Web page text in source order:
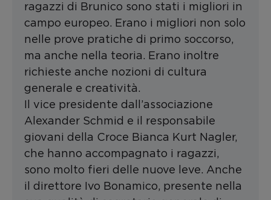
ragazzi di Brunico sono stati i migliori in
campo europeo. Erano i migliori non solo
nelle prove pratiche di primo soccorso,
ma anche nella teoria. Erano inoltre
richieste anche nozioni di cultura
generale e creatività.
Il vice presidente dall’associazione
Alexander Schmid e il responsabile
giovani della Croce Bianca Kurt Nagler,
che hanno accompagnato i ragazzi,
sono molto fieri delle nuove leve. Anche
il direttore Ivo Bonamico, presente nella